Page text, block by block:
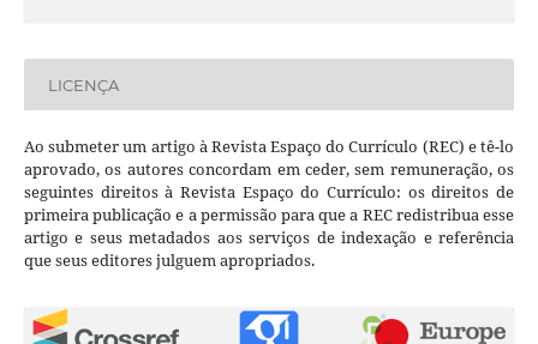
LICENÇA
Ao submeter um artigo à Revista Espaço do Currículo (REC) e tê-lo
aprovado, os autores concordam em ceder, sem remuneração, os
seguintes direitos à Revista Espaço do Currículo: os direitos de
primeira publicação e a permissão para que a REC redistribua esse
artigo e seus metadados aos serviços de indexação e referência
que seus editores julguem apropriados.